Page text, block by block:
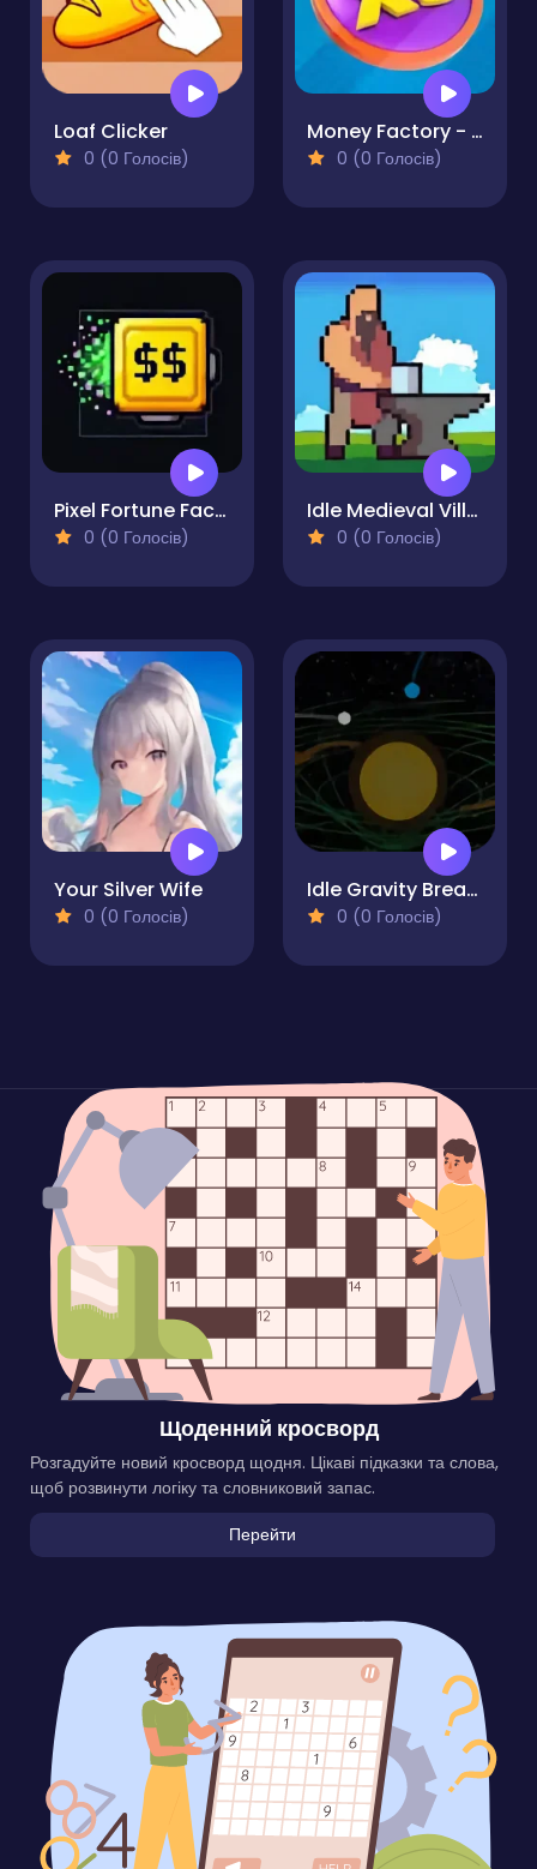
Loaf Clicker
0 (0 Голосів)
Money Factory - Earn a Billion
0 (0 Голосів)
Pixel Fortune Factory
0 (0 Голосів)
Idle Medieval Village
0 (0 Голосів)
Your Silver Wife
0 (0 Голосів)
Idle Gravity Breakout
0 (0 Голосів)
Щоденний кросворд
Розгадуйте новий кросворд щодня. Цікаві підказки та слова,
щоб розвинути логіку та словниковий запас.
Перейти